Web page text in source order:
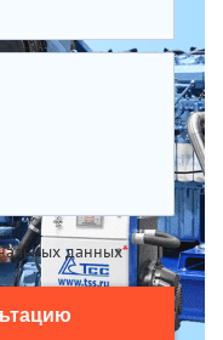
данных*